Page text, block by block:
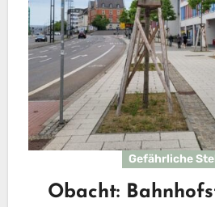
Gefährliche
Obacht: